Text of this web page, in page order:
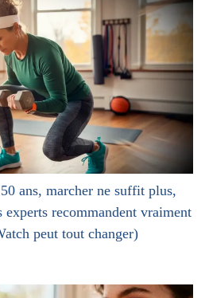
ans, marcher ne suffit plus,
recommandent vraiment
peut tout changer)